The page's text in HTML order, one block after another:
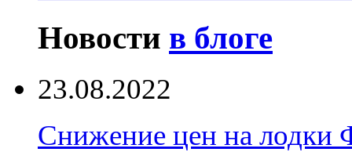
Новости в блоге
23.08.2022
Снижение цен на